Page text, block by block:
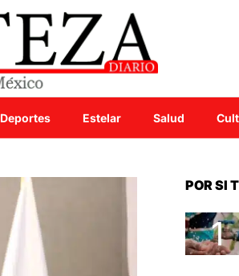
Deportes Estelar Salud
POR SI